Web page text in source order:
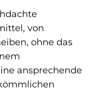
von
ohne das
ansprechende